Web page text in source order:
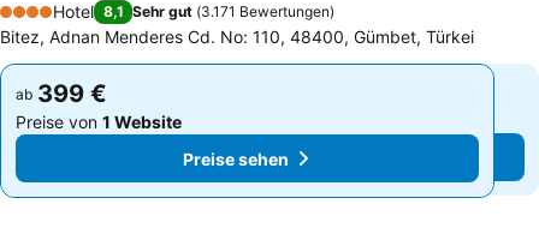
4 Sterne
Hotel 8,1 Sehr gut (3.171 Bewertungen)
Bitez, Adnan Menderes Cd. No: 110, 48400, Gümbet, Türkei
ab 399 €
Preise von 1 Website
Preise sehen
ab 399 €
Preise von 1 Website
Preise sehen